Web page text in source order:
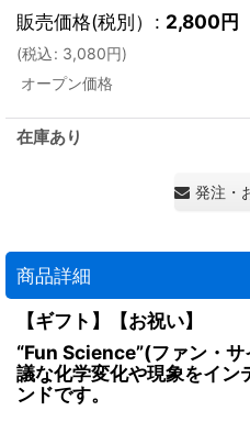
販売価格(税別） : 2,800円
(税込: 3,080円)
オープン価格
在庫あり
発注・
商品詳細
【ギフト】【お祝い】
“Fun Science”(ファン・
議な化学変化や現象をイン
ンドです。